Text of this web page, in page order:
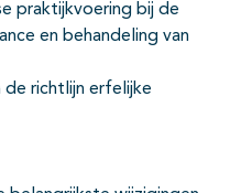
29-09-2025
29-09-2025
praktijkvoering bij de
en behandeling van
richtlijn erfelijke